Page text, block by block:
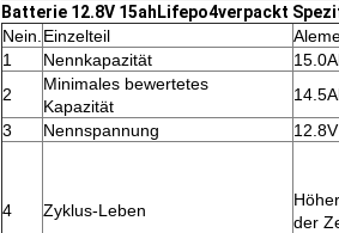
Batterie 12.8V 15ahLifepo4verpackt
Nein. Einzelteil
1
Nennkapazität
2
Minimales bewertetes
Kapazität
3
Nennspannung 12.8V
4 Zyklus-Leben
der